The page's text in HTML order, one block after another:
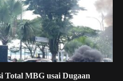
Total MBG usai Dugaan